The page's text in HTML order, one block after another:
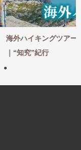
歩ずつ。足で感じて